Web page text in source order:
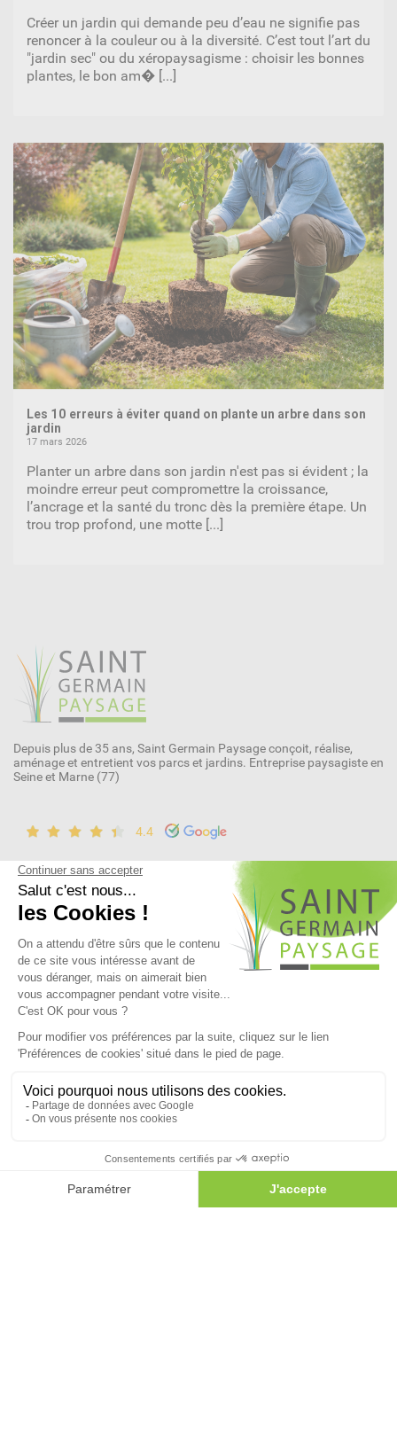
Créer un jardin qui demande peu d’eau ne signifie pas
renoncer à la couleur ou à la diversité. C’est tout l’art du
"jardin sec" ou du xéropaysagisme : choisir les bonnes
plantes, le bon am� [...]
Les 10 erreurs à éviter quand on plante un arbre dans son
jardin
17 mars 2026
Planter un arbre dans son jardin n'est pas si évident ; la
moindre erreur peut compromettre la croissance,
l’ancrage et la santé du tronc dès la première étape. Un
trou trop profond, une motte [...]
Depuis plus de 35 ans, Saint Germain Paysage conçoit, réalise,
aménage et entretient vos parcs et jardins. Entreprise paysagiste en
Seine et Marne (77)
4.4
NOUS CONTACTER
77600 Bussy-Saint-Martin
infos@sgpaysage.com
01 60 35 99 84
Standard
Dépôt
7h00-12h30 / 13h30-19h00
01 60 35 99 84